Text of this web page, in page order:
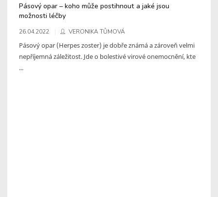
Pásový opar – koho může postihnout a jaké jsou
možnosti léčby
26.04.2022 VERONIKA TŮMOVÁ
Pásový opar (Herpes zoster) je dobře známá a zároveň velmi
nepříjemná záležitost. Jde o bolestivé virové onemocnění, kte
...